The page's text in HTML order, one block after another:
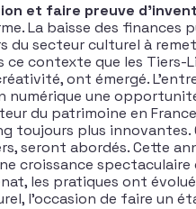
et faire preuve
La baisse des finances
du secteur culturel à
ce contexte que les Tiers-
ont émergé.
une
du patrimoine en
toujours plus innovantes.
seront abordés. Cette
croissance
les pratiques ont
l’occasion de faire un